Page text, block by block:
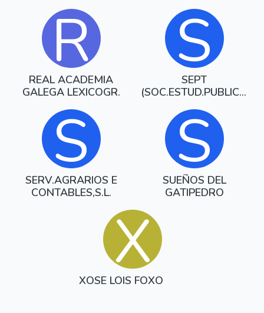
R
REAL ACADEMIA
GALEGA LEXICOGR.
S
SEPT
(SOC.ESTUD.PUBLIC.T
S
SERV.AGRARIOS E
CONTABLES,S.L.
S
SUEÑOS DEL
GATIPEDRO
X
XOSE LOIS FOXO